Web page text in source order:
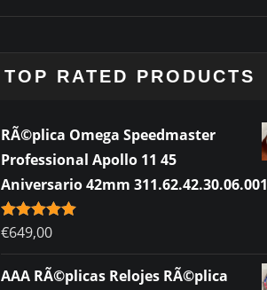
TOP RATED PRODUCTS
RÃ©plica Omega Speedmaster
Professional Apollo 11 45
Aniversario 42mm 311.62.42.30.06.001
Rated5.00
out of 5
€649,00
AAA RÃ©plicas Relojes RÃ©plica